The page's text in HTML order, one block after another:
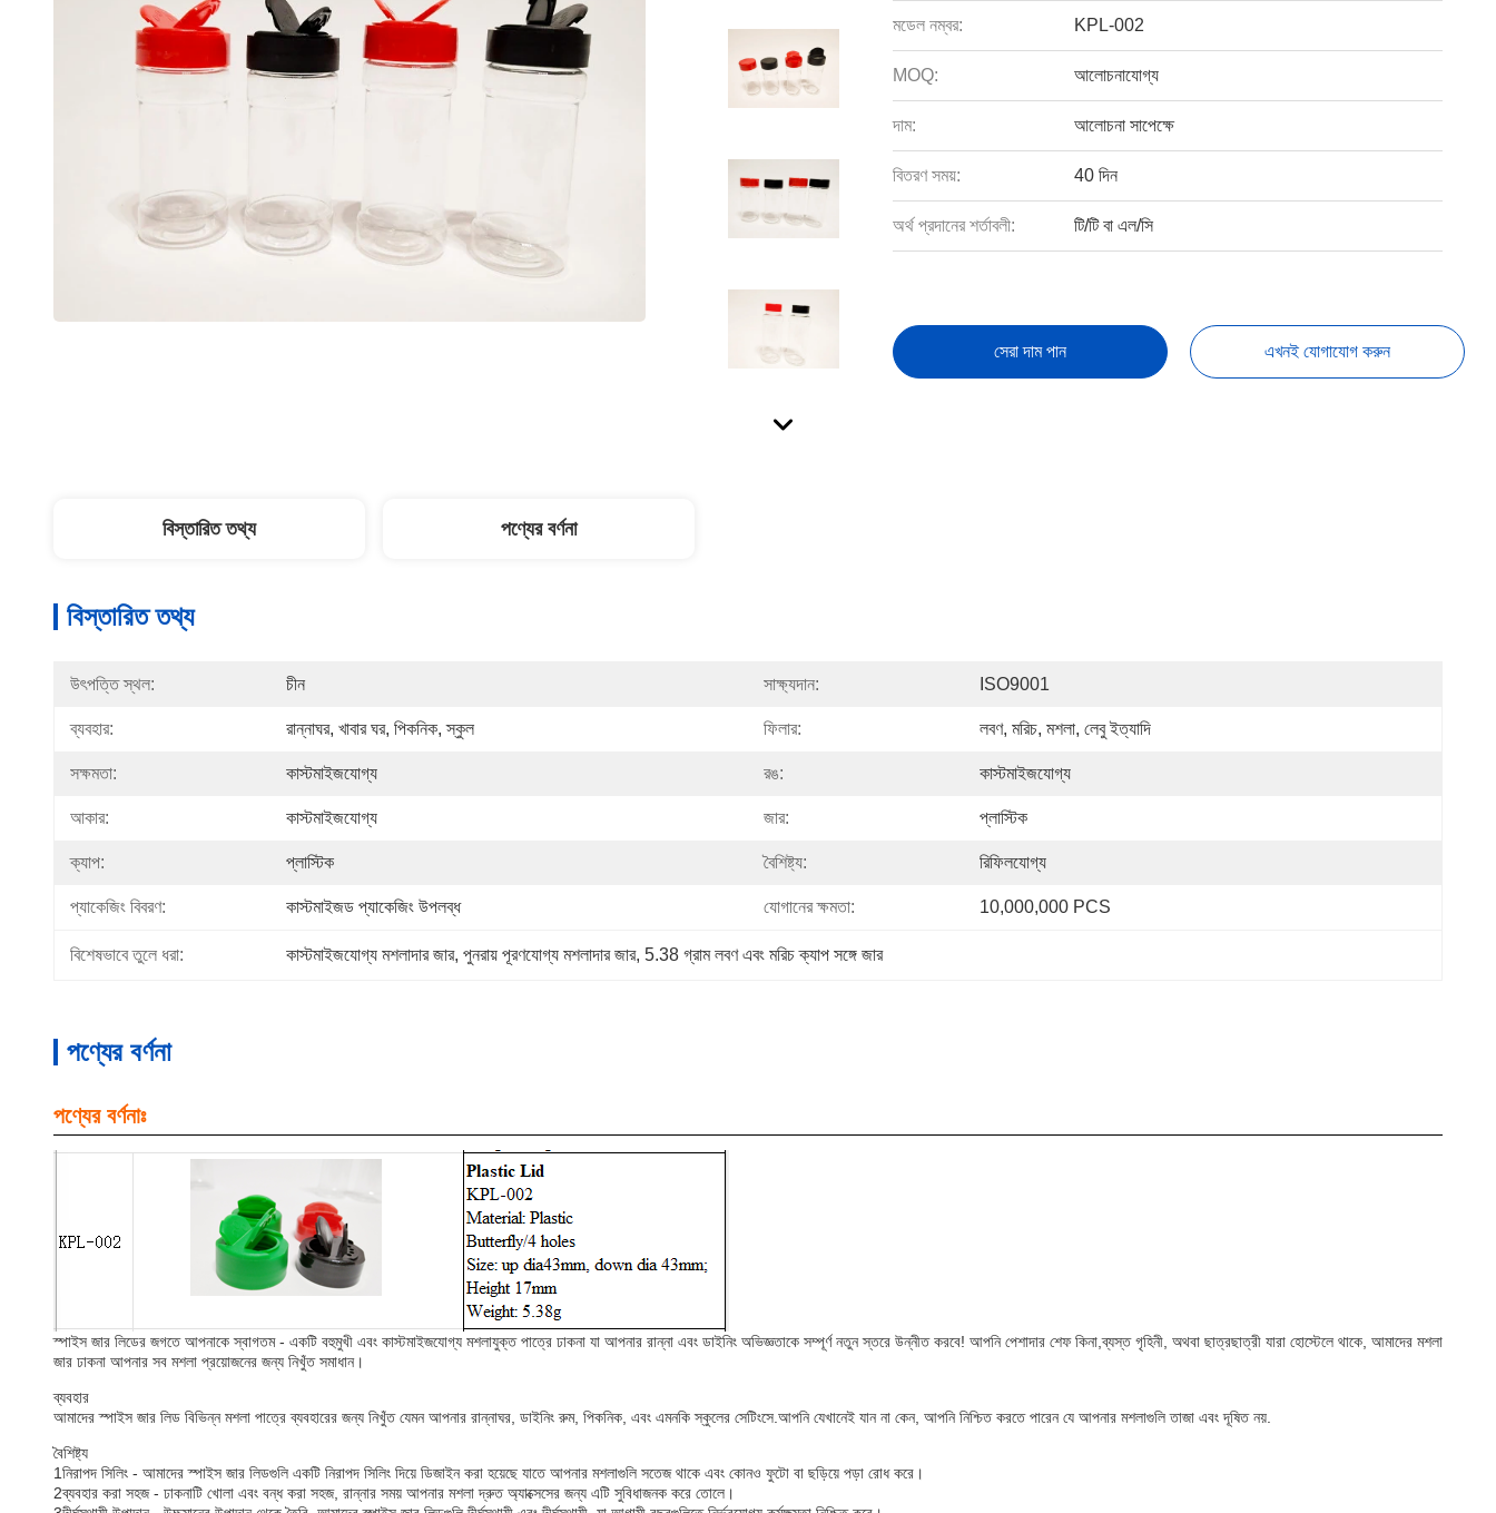
মডেল নম্বর: KPL-002
MOQ: আলোচনাযোগ্য
দাম: আলোচনা সাপেক্ষে
বিতরণ সময়: 40 দিন
অর্থ প্রদানের শর্তাবলী: টি/টি বা এল/সি
সেরা দাম পান এখনই যোগাযোগ করুন
বিস্তারিত তথ্য পণ্যের বর্ণনা
বিস্তারিত তথ্য
উৎপত্তি স্থল: চীন সাক্ষ্যদান: ISO9001
ব্যবহার: রান্নাঘর, খাবার ঘর, পিকনিক, স্কুল ফিলার: লবণ, মরিচ, মশলা, লেবু ইত্যাদি
সক্ষমতা: কাস্টমাইজযোগ্য রঙ: কাস্টমাইজযোগ্য
আকার: কাস্টমাইজযোগ্য জার: প্লাস্টিক
ক্যাপ: প্লাস্টিক বৈশিষ্ট্য: রিফিলযোগ্য
প্যাকেজিং বিবরণ: কাস্টমাইজড প্যাকেজিং উপলব্ধ যোগানের ক্ষমতা: 10,000,000 PCS
বিশেষভাবে তুলে ধরা: কাস্টমাইজযোগ্য মশলাদার জার, পুনরায় পূরণযোগ্য মশলাদার জার, 5.38 গ্রাম লবণ এবং মরিচ ক্যাপ সঙ্গে জার
পণ্যের বর্ণনা
পণ্যের বর্ণনাঃ
স্পাইস জার লিডের জগতে আপনাকে স্বাগতম - একটি বহুমুখী এবং কাস্টমাইজযোগ্য মশলাযুক্ত পাত্রে ঢাকনা যা আপনার রান্না এবং ডাইনিং অভিজ্ঞতাকে সম্পূর্ণ নতুন স্তরে উন্নীত করবে! আপনি পেশাদার শেফ কিনা,ব্যস্ত গৃহিনী, অথবা ছাত্রছাত্রী যারা হোস্টেলে থাকে, আমাদের মশলা
জার ঢাকনা আপনার সব মশলা প্রয়োজনের জন্য নিখুঁত সমাধান।
ব্যবহার
আমাদের স্পাইস জার লিড বিভিন্ন মশলা পাত্রে ব্যবহারের জন্য নিখুঁত যেমন আপনার রান্নাঘর, ডাইনিং রুম, পিকনিক, এবং এমনকি স্কুলের সেটিংসে.আপনি যেখানেই যান না কেন, আপনি নিশ্চিত করতে পারেন যে আপনার মশলাগুলি তাজা এবং দূষিত নয়.
বৈশিষ্ট্য
1নিরাপদ সিলিং - আমাদের স্পাইস জার লিডগুলি একটি নিরাপদ সিলিং দিয়ে ডিজাইন করা হয়েছে যাতে আপনার মশলাগুলি সতেজ থাকে এবং কোনও ফুটো বা ছড়িয়ে পড়া রোধ করে।
2ব্যবহার করা সহজ - ঢাকনাটি খোলা এবং বন্ধ করা সহজ, রান্নার সময় আপনার মশলা দ্রুত অ্যাক্সেসের জন্য এটি সুবিধাজনক করে তোলে।